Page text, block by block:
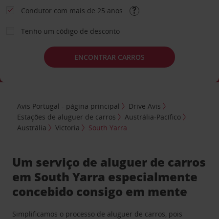
Condutor com mais de 25 anos
Tenho um código de desconto
ENCONTRAR CARROS
Avis Portugal - página principal
Drive Avis
Estações de aluguer de carros
Austrália-Pacífico
Austrália
Victoria South Yarra
Um serviço de aluguer de carros
em South Yarra especialmente
concebido consigo em mente
Simplificamos o processo de aluguer de carros, pois